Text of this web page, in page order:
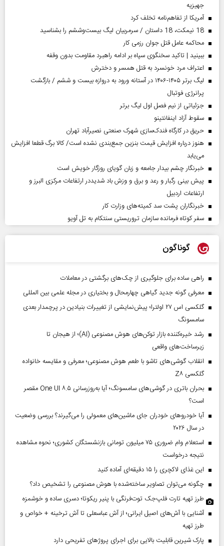
جهیزیه
آمریکا از تفاهم‌نامه تخلف کرد
18 نیمکت، 18 داستان / سرمربیان لیگ بیست‌وششم را بشناسید
محاکمه عامل قتل جوان رزمی کار
ببینید | تاکید سخنگوی سپاه بر ادامه راهبرد مقاومت بدون وقفه
اعتراف مرد خونسرد به قتل همسر و دخترش
لیگ برتر ۱۴۰۵-۱۴۰۶ در آستانه ورود به دروازه بیست و ششم / بازگشت
پرانرژی فوتبال
جزئیاتی از نیم فصل اول لیگ برتر
سقوط آزاد اینفانتینو
حریق در کارگاه فندک‌سازی شهرک صنعتی نصیرآباد تهران
هنوز درباره افزایش قیمت بنزین جمع‌بندی نشده است/ کالا برگ قطعا افزایش
می‌یابد
خبرنگار چشم بیدار جامعه و زبان گویای روزگار خویش است
پیش بینی رگبار و رعد و برق و وزش باد شدیددر ارتفاعات مرکزی البرز و
ارتفاعات اردبیل
خبرنگاران پشت سد کمیته‌های وزارت کار
سفر کوتاه فرمانده سازمان تروریستی سنتکام به تل آویو
گوناگون
راهی ساده برای جلوگیری از چک‌های برگشتی در معاملات
معرفی گونه جدید گیاهی چهارمحال و بختیاری در مجله علمی بین المللی
گلکسی اس ۲۷ اولترا؛ پیش‌نمایشی از تغییرات بنیادین در پرچمدار بعدی
سامسونگ
رشد خیره‌کننده بازار توکن‌های هوش مصنوعی (AI)؛ از هیجان تا
زیرساخت‌های واقعی
انقلاب گوشی‌های تاشو‌ با طعم هوش مصنوعی؛ معرفی و مقایسه خانواده
گلکسی Z۸
بحران باتری در گوشی‌های سامسونگ؛ آیا به‌روزرسانی One UI ۸.۵ مقصر
است؟
آیا خودروهای خودران جای ماشین‌های معمولی را می‌گیرند؟ بررسی وضعیت
در سال ۲۰۲۶
استعلام وام ضروری ۷۵ میلیون تومانی بازنشستگان کشوری؛ نحوه مشاهده
نتیجه درخواست
این غذای لاکچری را ۱۵ دقیقه‌ای آماده کنید
چگونه می‌توان تصاویر ساخته‌شده با هوش مصنوعی را تشخیص داد؟
طرز تهیه تارت فلپ‌جک توت‌فرنگی با پنیر ریکوتا؛ دسری ساده و خوشمزه
آشنایی با آش‌های اصیل ایرانی؛ از آش عباسعلی تا آش ترخینه + خواص و
طرز تهیه
پارک شیرین قابلیت‌ بالایی برای اجرای پروژهای تفریحی دارد